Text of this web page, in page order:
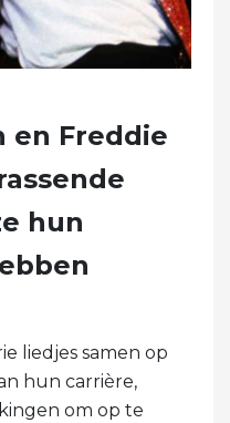
en Freddie
hun
liedjes samen op
hun carrière,
om op te